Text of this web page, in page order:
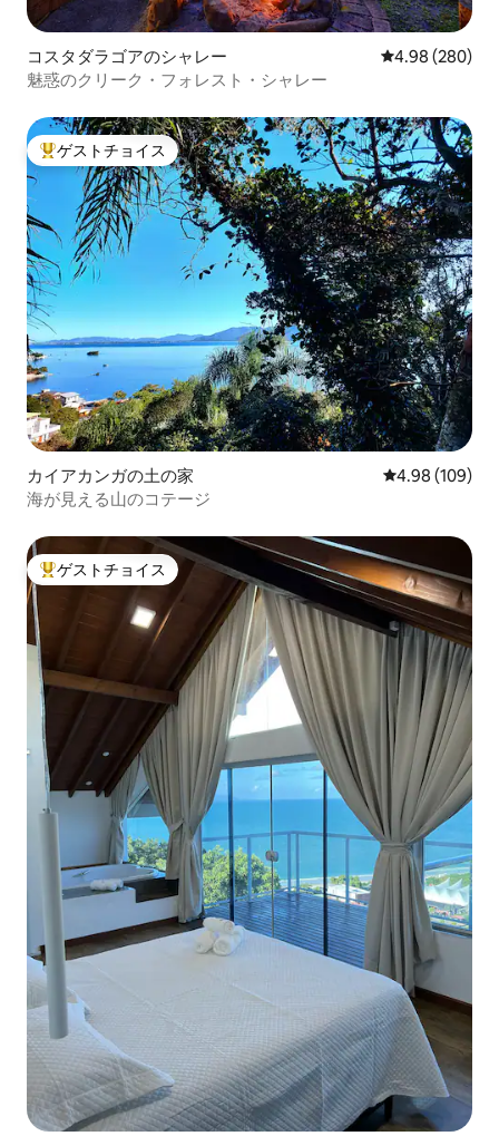
コスタダラゴアのシャレー レビュー280
4.98 (280)
魅惑のクリーク・フォレスト・シャレー
大好評のゲストチョイスです。
ゲストチョイス
カイアカンガの土の家 レビュー109
4.98 (109)
海が見える山のコテージ
大好評のゲストチョイスです。
ゲストチョイス